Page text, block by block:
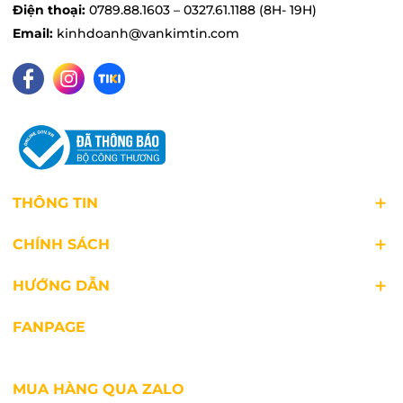
mục đích khác như giặt đồ, tưới cây, lau chùi,...
Điện thoại: 0789.88.1603 – 0327.61.1188 (8H- 19H)
Email: kinhdoanh@vankimtin.com
THÔNG TIN
CHÍNH SÁCH
HƯỚNG DẪN
FANPAGE
MUA HÀNG QUA ZALO